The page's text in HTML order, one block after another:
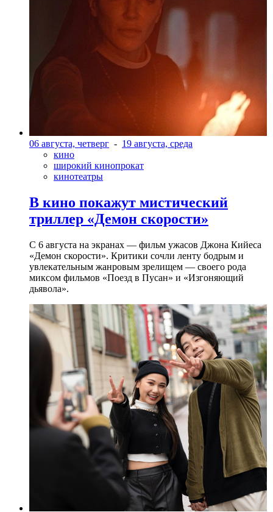
06 августа, четверг - 19 августа, среда
кино
широкий кинопрокат
кинотеатры
В кино покажут мистический
триллер «Демон скорости»
С 6 августа на экранах — фильм ужасов Джона Кийеса
«Демон скорости». Критики сочли ленту бодрым и
увлекательным жанровым зрелищeм — своего рода
миксом фильмов «Поезд в Пусан» и «Изгоняющий
дьявола».